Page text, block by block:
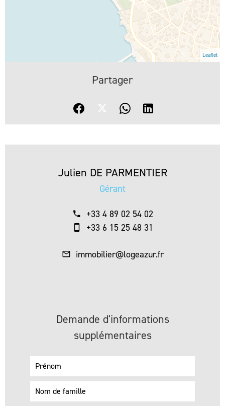
Leaflet
Partager
Julien DE PARMENTIER
Gérant
+33 4 89 02 54 02
+33 6 15 25 48 31
immobilier@logeazur.fr
Demande d'informations
supplémentaires